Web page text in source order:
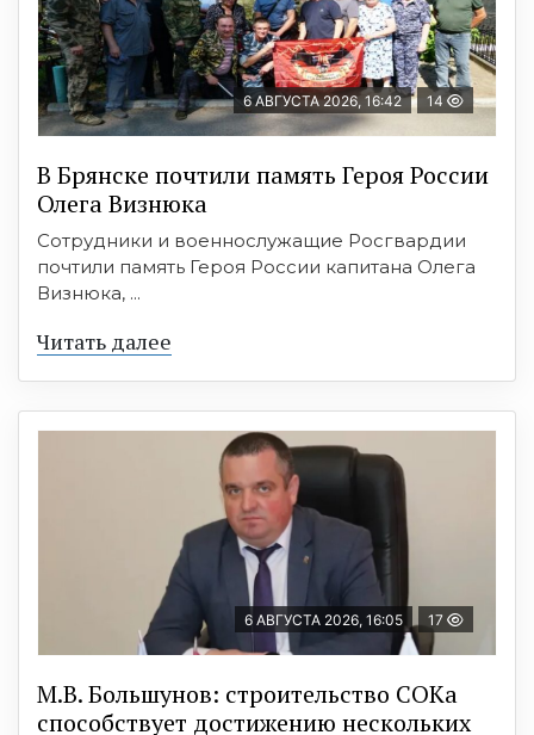
6 АВГУСТА 2026, 16:42 14
В Брянске почтили память Героя России
Олега Визнюка
Сотрудники и военнослужащие Росгвардии
почтили память Героя России капитана Олега
Визнюка, ...
Читать далее
6 АВГУСТА 2026, 16:05 17
М.В. Большунов: строительство СОКа
способствует достижению нескольких